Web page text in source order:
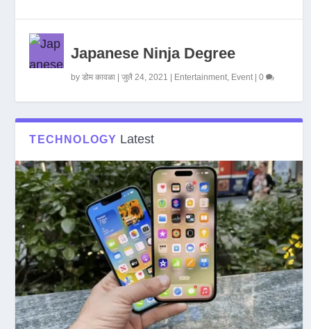
Japanese Ninja Degree
byडोम कावळा |जुलै 24, 2021 Entertainment, Event|0
TECHNOLOGY Latest